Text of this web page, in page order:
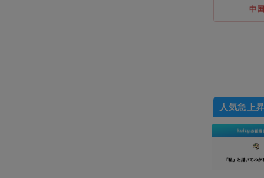
中
人気急上